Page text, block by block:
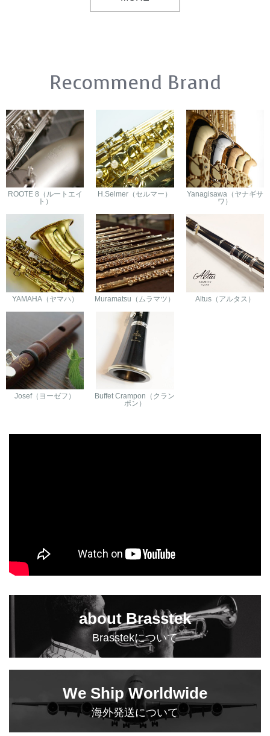
Recommend Brand
ROOTE 8（ルートエイ
ト）
H.Selmer（セルマー）
Yanagisawa（ヤナギサ
ワ）
YAMAHA（ヤマハ） Muramatsu（ムラマツ） Altus（アルタス）
Josef（ヨーゼフ）
Buffet Crampon（クラン
ポン）
about Brasstek
Brasstekについて
We Ship Worldwide
海外発送について